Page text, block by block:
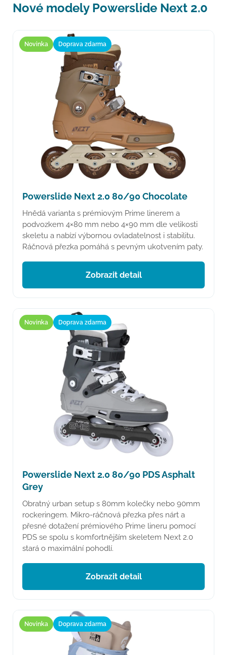
Nové modely Powerslide Next 2.0
Novinka Doprava zdarma
Powerslide Next 2.0 80/90 Chocolate
Hnědá varianta s prémiovým Prime linerem a
podvozkem 4×80 mm nebo 4×90 mm dle velikosti
skeletu a nabízí výbornou ovladatelnost i stabilitu.
Ráčnová přezka pomáhá s pevným ukotvením paty.
Zobrazit detail
Novinka Doprava zdarma
Powerslide Next 2.0 80/90 PDS Asphalt
Grey
Obratný urban setup s 80mm kolečky nebo 90mm
rockeringem. Mikro-ráčnová přezka přes nárt a
přesné dotažení prémiového Prime lineru pomocí
PDS se spolu s komfortnějším skeletem Next 2.0
stará o maximální pohodlí.
Zobrazit detail
Novinka Doprava zdarma